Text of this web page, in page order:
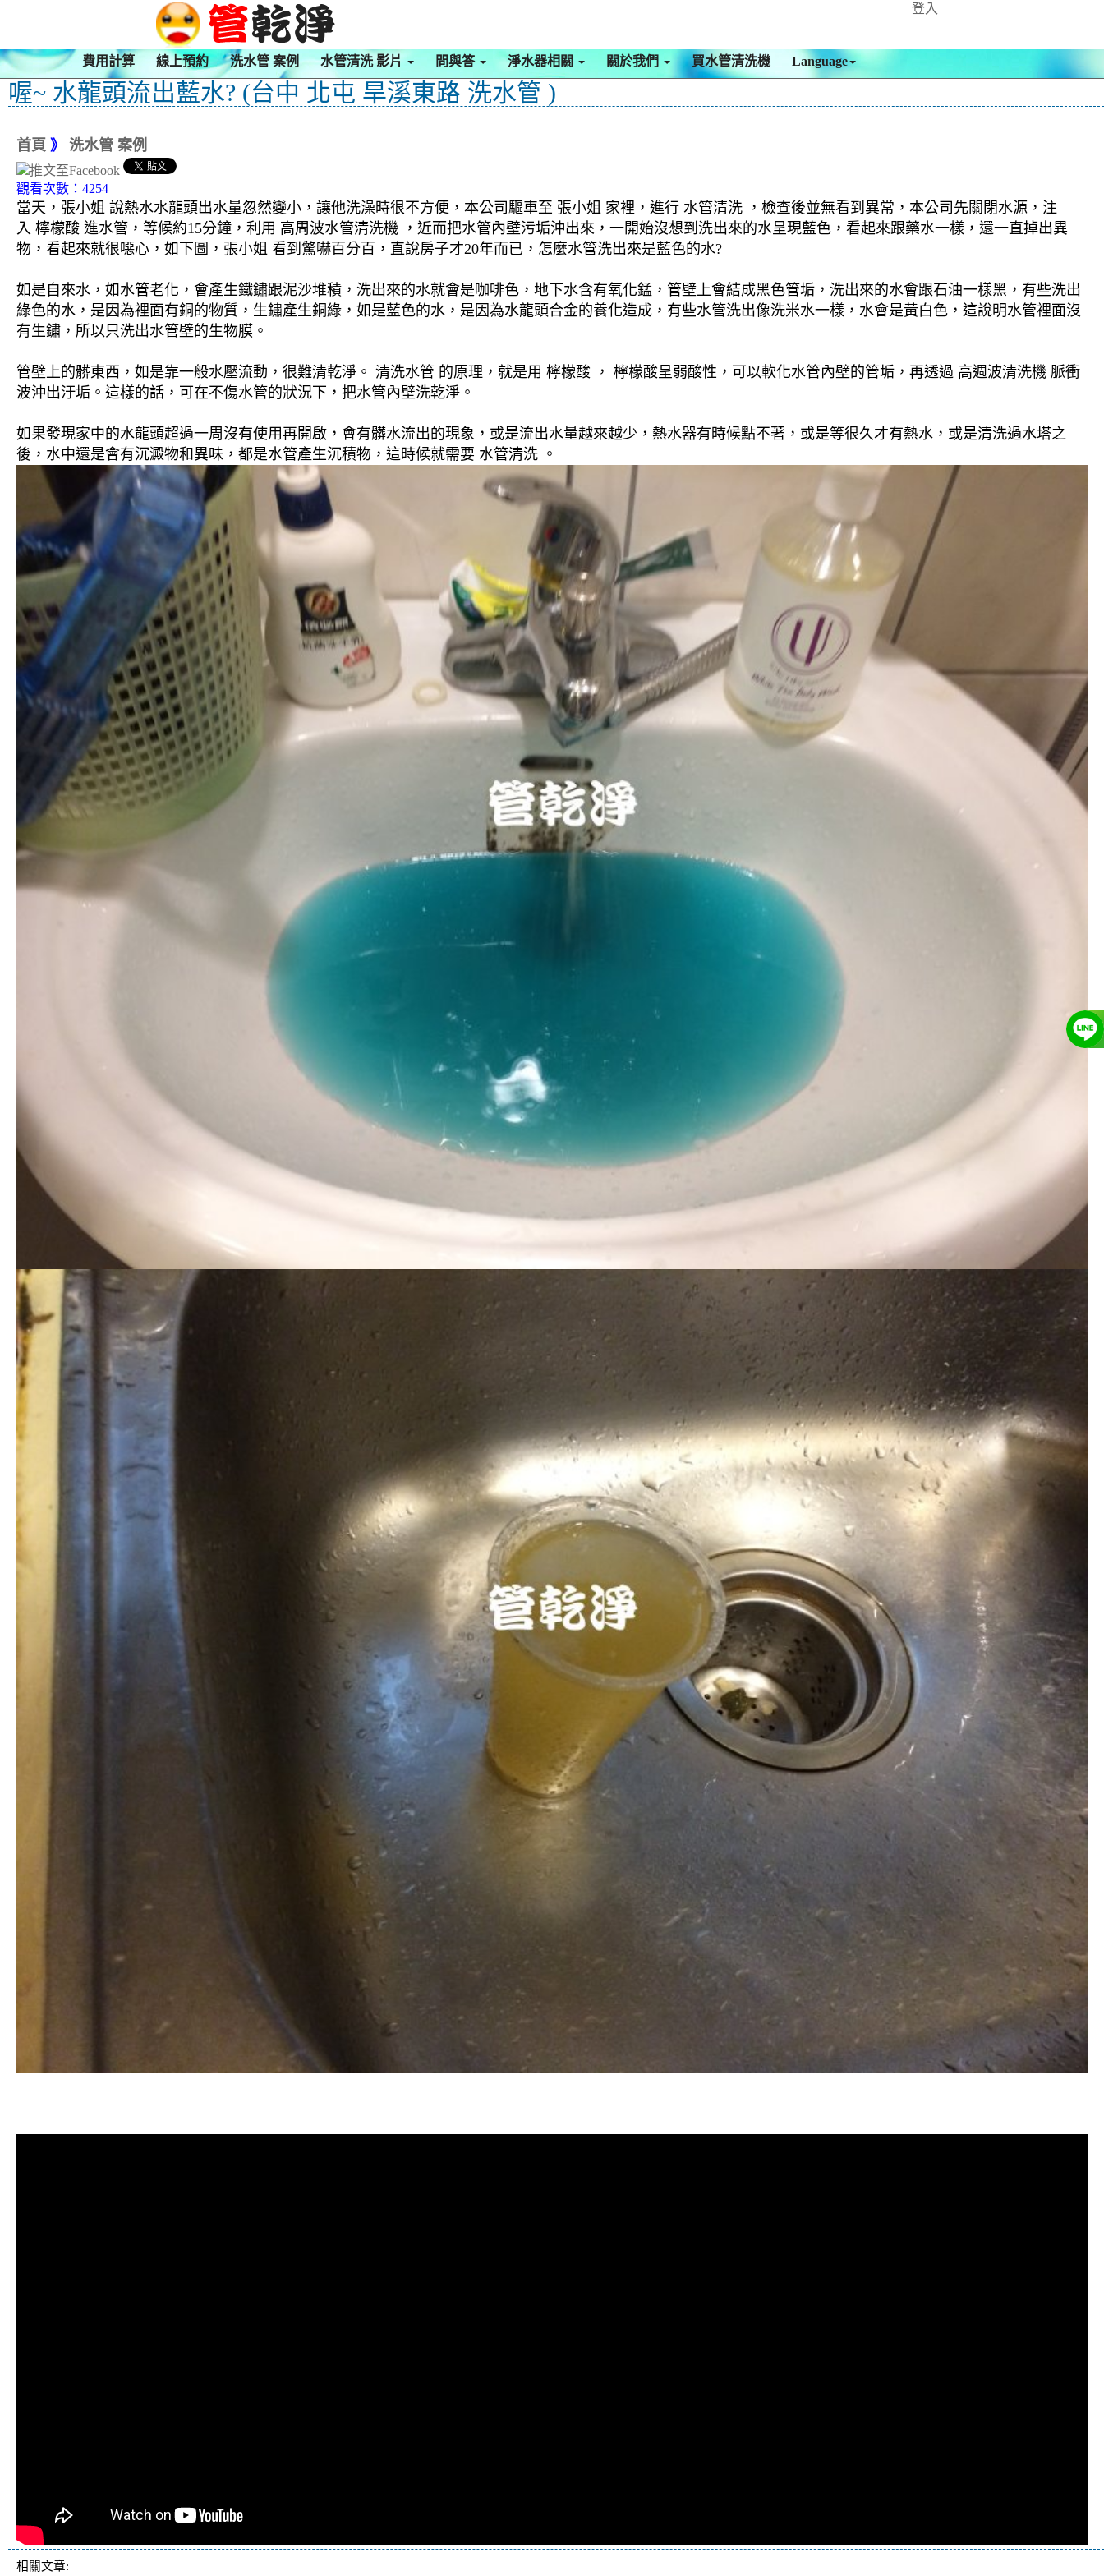
登入
費用計算 線上預約 洗水管 案例 水管清洗 影片 問與答 淨水器相關 關於我們 買水管清洗機 Language
喔~ 水龍頭流出藍水? (台中 北屯 旱溪東路 洗水管 )
首頁 》 洗水管 案例
觀看次數：4254
當天，張小姐 說熱水水龍頭出水量忽然變小，讓他洗澡時很不方便，本公司驅車至 張小姐 家裡，進行 水管清洗 ，檢查後並無看到異常，本公司先關閉水源，注
入 檸檬酸 進水管，等候約15分鐘，利用 高周波水管清洗機 ，近而把水管內壁污垢沖出來，一開始沒想到洗出來的水呈現藍色，看起來跟藥水一樣，還一直掉出異
物，看起來就很噁心，如下圖，張小姐 看到驚嚇百分百，直說房子才20年而已，怎麼水管洗出來是藍色的水?
如是自來水，如水管老化，會產生鐵鏽跟泥沙堆積，洗出來的水就會是咖啡色，地下水含有氧化錳，管壁上會結成黑色管垢，洗出來的水會跟石油一樣黑，有些洗出
綠色的水，是因為裡面有銅的物質，生鏽產生銅綠，如是藍色的水，是因為水龍頭合金的養化造成，有些水管洗出像洗米水一樣，水會是黃白色，這說明水管裡面沒
有生鏽，所以只洗出水管壁的生物膜。
管壁上的髒東西，如是靠一般水壓流動，很難清乾淨。 清洗水管 的原理，就是用 檸檬酸 ， 檸檬酸呈弱酸性，可以軟化水管內壁的管垢，再透過 高週波清洗機 脈衝
波沖出汙垢。這樣的話，可在不傷水管的狀況下，把水管內壁洗乾淨。
如果發現家中的水龍頭超過一周沒有使用再開啟，會有髒水流出的現象，或是流出水量越來越少，熱水器有時候點不著，或是等很久才有熱水，或是清洗過水塔之
後，水中還是會有沉澱物和異味，都是水管產生沉積物，這時候就需要 水管清洗 。
相關文章: